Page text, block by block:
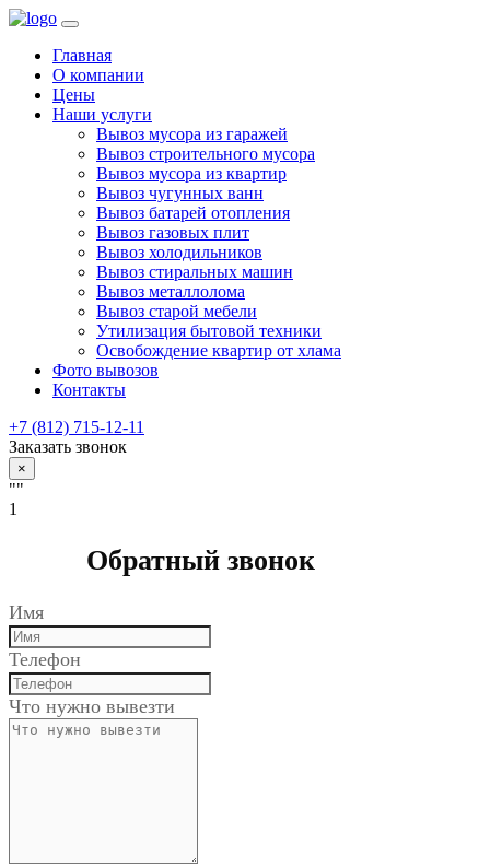
Главная
О компании
Цены
Наши услуги
Вывоз мусора из гаражей
Вывоз строительного мусора
Вывоз мусора из квартир
Вывоз чугунных ванн
Вывоз батарей отопления
Вывоз газовых плит
Вывоз холодильников
Вывоз стиральных машин
Вывоз металлолома
Вывоз старой мебели
Утилизация бытовой техники
Освобождение квартир от хлама
Фото вывозов
Контакты
+7 (812) 715-12-11
Заказать звонок
×
""
1
Обратный звонок
Имя
Телефон
Что нужно вывезти